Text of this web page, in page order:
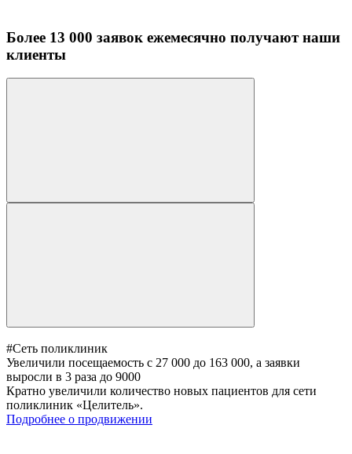
Более 13 000 заявок ежемесячно получают наши
клиенты
#Сеть поликлиник
Увеличили посещаемость с 27 000 до 163 000, а заявки
выросли в 3 раза до 9000
Кратно увеличили количество новых пациентов для сети
поликлиник «Целитель».
Подробнее о продвижении